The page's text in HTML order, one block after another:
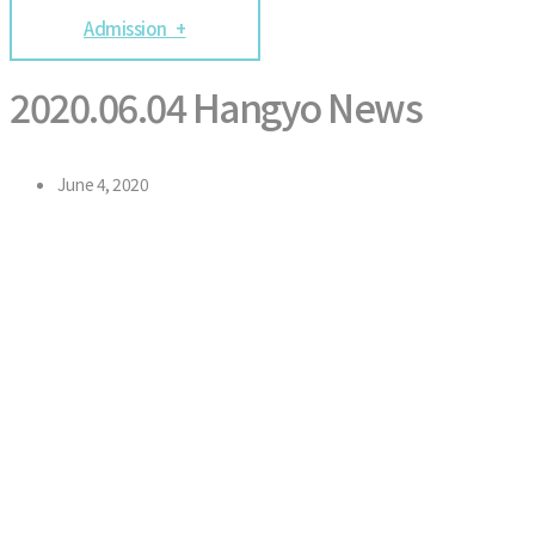
Admission +
2020.06.04 Hangyo News
June 4, 2020